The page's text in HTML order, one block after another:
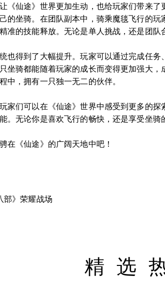
《仙途》世界更加生动，也给玩家们带来
的坐骑。在团队副本中，骑乘魔毯飞行的
准的技能释放。无论是单人挑战，还是团队
也得到了大幅提升。玩家可以通过完成任
坐骑都能随着玩家的成长而变得更加强大
中，拥有一只独一无二的伙伴。
家们可以在《仙途》世界中感受到更多的
。无论你是喜欢飞行的畅快，还是享受坐
在《仙途》的广阔天地中吧！
部》荣耀战场
精选